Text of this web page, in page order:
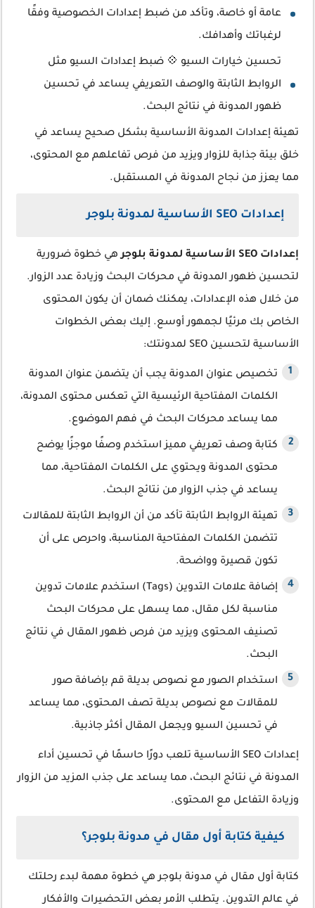
عامة أو خاصة، وتأكد من ضبط إعدادات الخصوصية وفقًا
لرغباتك وأهدافك.
تحسين خيارات السيو 💠 ضبط إعدادات السيو مثل
الروابط الثابتة والوصف التعريفي يساعد في تحسين
ظهور المدونة في نتائج البحث.
تهيئة إعدادات المدونة الأساسية بشكل صحيح يساعد في
خلق بيئة جذابة للزوار ويزيد من فرص تفاعلهم مع المحتوى،
مما يعزز من نجاح المدونة في المستقبل.
إعدادات SEO الأساسية لمدونة بلوجر
إعدادات SEO الأساسية لمدونة بلوجر
هي خطوة ضرورية
لتحسين ظهور المدونة في محركات البحث وزيادة عدد الزوار.
من خلال هذه الإعدادات، يمكنك ضمان أن يكون المحتوى
الخاص بك مرئيًا لجمهور أوسع. إليك بعض الخطوات
الأساسية لتحسين SEO لمدونتك:
تخصيص عنوان المدونة يجب أن يتضمن عنوان المدونة
الكلمات المفتاحية الرئيسية التي تعكس محتوى المدونة،
مما يساعد محركات البحث في فهم الموضوع.
كتابة وصف تعريفي مميز استخدم وصفًا موجزًا يوضح
محتوى المدونة ويحتوي على الكلمات المفتاحية، مما
يساعد في جذب الزوار من نتائج البحث.
تهيئة الروابط الثابتة تأكد من أن الروابط الثابتة للمقالات
تتضمن الكلمات المفتاحية المناسبة، واحرص على أن
تكون قصيرة وواضحة.
إضافة علامات التدوين (Tags) استخدم علامات تدوين
مناسبة لكل مقال، مما يسهل على محركات البحث
تصنيف المحتوى ويزيد من فرص ظهور المقال في نتائج
البحث.
استخدام الصور مع نصوص بديلة قم بإضافة صور
للمقالات مع نصوص بديلة تصف المحتوى، مما يساعد
في تحسين السيو ويجعل المقال أكثر جاذبية.
إعدادات SEO الأساسية تلعب دورًا حاسمًا في تحسين أداء
المدونة في نتائج البحث، مما يساعد على جذب المزيد من الزوار
وزيادة التفاعل مع المحتوى.
كيفية كتابة أول مقال في مدونة بلوجر؟
كتابة أول مقال في مدونة بلوجر هي خطوة مهمة لبدء رحلتك
في عالم التدوين. يتطلب الأمر بعض التحضيرات والأفكار